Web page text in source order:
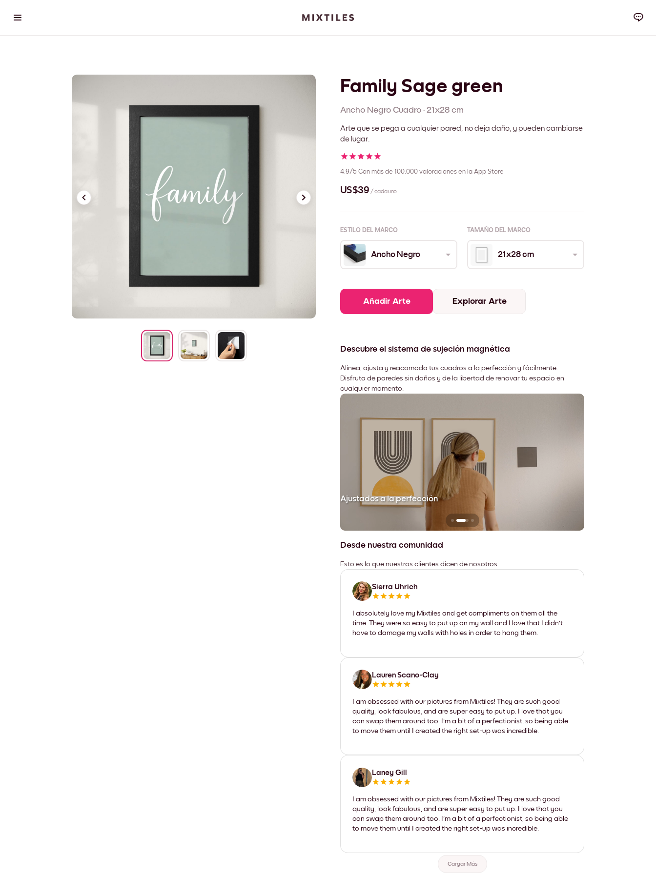
Family Sage green
Ancho Negro Cuadro · 21x28 cm
Arte que se pega a cualquier pared, no deja daño, y pueden cambiarse
de lugar.
4.9/5 Con más de 100.000 valoraciones en la App Store
US$39 / cada uno
ESTILO DEL MARCO TAMAÑO DEL MARCO
Ancho Negro 21x28 cm
Añadir Arte Explorar Arte
Descubre el sistema de sujeción magnética
Alinea, ajusta y reacomoda tus cuadros a la perfección y fácilmente.
Disfruta de paredes sin daños y de la libertad de renovar tu espacio en
cualquier momento.
Ajustados a la perfección
Desde nuestra comunidad
Esto es lo que nuestros clientes dicen de nosotros
Sierra Uhrich
I absolutely love my Mixtiles and get compliments on them all the
time. They were so easy to put up on my wall and I love that I didn't
have to damage my walls with holes in order to hang them.
Lauren Scano-Clay
I am obsessed with our pictures from Mixtiles! They are such good
quality, look fabulous, and are super easy to put up. I love that you
can swap them around too. I'm a bit of a perfectionist, so being able
to move them until I created the right set-up was incredible.
Laney Gill
I am obsessed with our pictures from Mixtiles! They are such good
quality, look fabulous, and are super easy to put up. I love that you
can swap them around too. I'm a bit of a perfectionist, so being able
to move them until I created the right set-up was incredible.
Cargar Más